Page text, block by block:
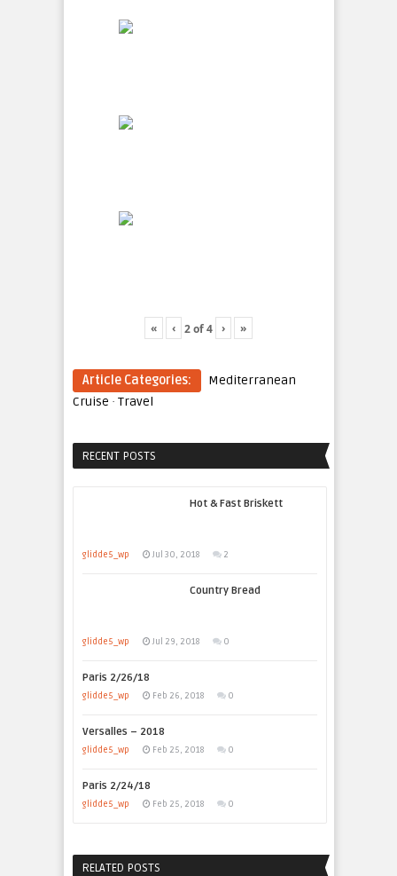
« ‹ 2of4 › »
Article Categories:
Mediterranean
Cruise · Travel
RECENT POSTS
Hot & Fast Briskett
glidde5_wp Jul 30, 2018 2
Country Bread
glidde5_wp Jul 29, 2018 0
Paris 2/26/18
glidde5_wp Feb 26, 2018 0
Versalles – 2018
glidde5_wp Feb 25, 2018 0
Paris 2/24/18
glidde5_wp Feb 25, 2018 0
RELATED POSTS